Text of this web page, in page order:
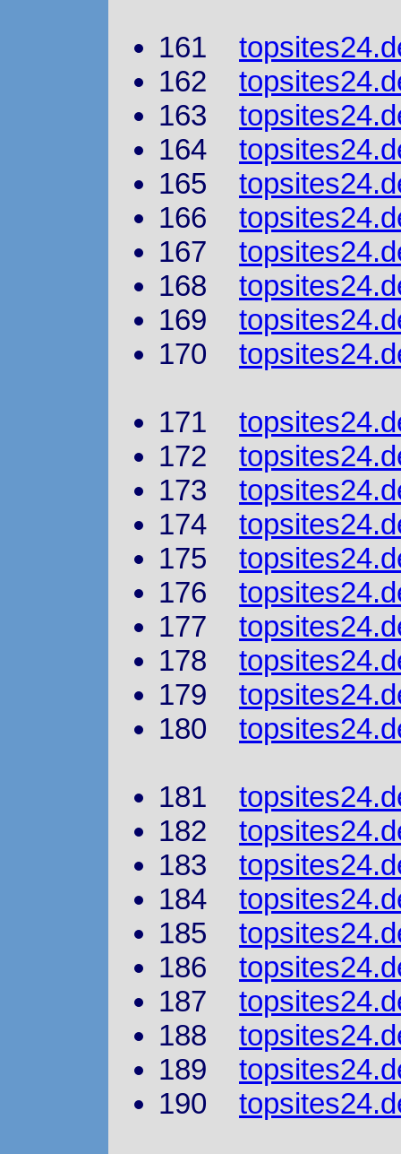
161
162
163
164
165
166
167
168
169
170
171
172
173
174
175
176
177
178
179
180
181
182
183
184
185
186
187
188
189
190